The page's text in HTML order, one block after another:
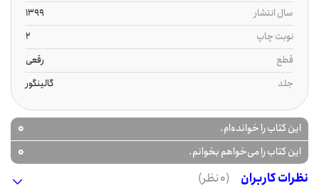
سال انتشار
1399
نوبت چاپ
2
قطع
رقعی
جلد
گالینگور
این کتاب را خوانده‌ام. 0
این کتاب را می‌خواهم بخوانم.
0
نظرات کاربران
(0 نظر)